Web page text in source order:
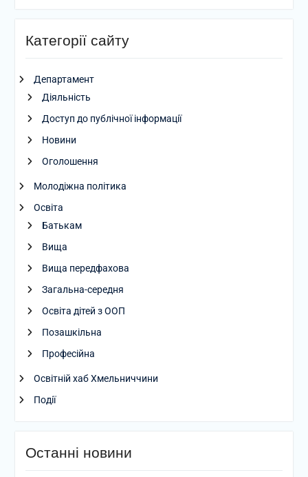
Категорії сайту
Департамент
Діяльність
Доступ до публічної інформації
Новини
Оголошення
Молодіжна політика
Освіта
Батькам
Вища
Вища передфахова
Загальна-середня
Освіта дітей з ООП
Позашкільна
Професійна
Освітній хаб Хмельниччини
Події
Останні новини